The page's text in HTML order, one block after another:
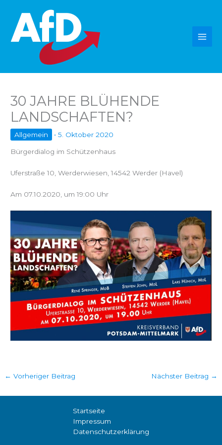
springen
30 JAHRE BLÜHENDE
LANDSCHAFTEN?
Allgemein •5. Oktober 2020
Bürgerdialog im Schützenhaus
Uferstraße 10, Werderwiesen, 14542 Werder (Havel)
Am 07.10.2020, um 19:00 Uhr
← Vorheriger Beitrag Nächster Beitrag →
Startseite
Impressum
Datenschutzerklärung